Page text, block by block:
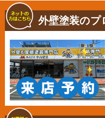
外壁塗装のプ